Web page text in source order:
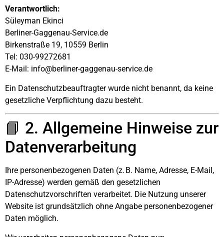
Verantwortlich:
Süleyman Ekinci
Berliner-Gaggenau-Service.de
Birkenstraße 19, 10559 Berlin
Tel: 030-99272681
E-Mail: info@berliner-gaggenau-service.de
Ein Datenschutzbeauftragter wurde nicht benannt, da keine
gesetzliche Verpflichtung dazu besteht.
📘 2. Allgemeine Hinweise zur
Datenverarbeitung
Ihre personenbezogenen Daten (z. B. Name, Adresse, E-Mail,
IP-Adresse) werden gemäß den gesetzlichen
Datenschutzvorschriften verarbeitet. Die Nutzung unserer
Website ist grundsätzlich ohne Angabe personenbezogener
Daten möglich.